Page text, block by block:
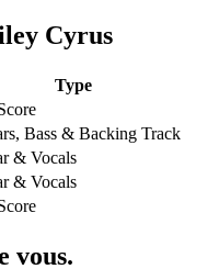
Cyrus
Type
Bass & Backing Track
& Vocals
& Vocals
vous.